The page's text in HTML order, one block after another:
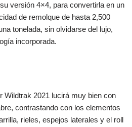
versión 4×4, para convertirla en un
de remolque de hasta 2,500
tonelada, sin olvidarse del lujo,
incorporada.
Wildtrak 2021 lucirá muy bien con
contrastando con los elementos
rieles, espejos laterales y el roll